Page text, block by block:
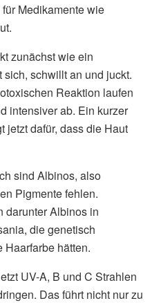
Medikamente wie
zunächst wie ein
schwillt an und juckt.
Reaktion laufen
intensiver ab. Ein kurzer
jetzt dafür, dass die Haut
sind Albinos, also
Pigmente fehlen.
darunter Albinos in
die genetisch
hätten.
UV-A, B und C Strahlen
Das führt nicht nur zu